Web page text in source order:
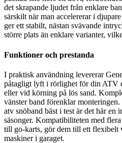
det skrapande ljudet från enklare
särskilt när man accelererar i
ger ett stabilt, nästan svävande
större plats än enklare varianter,
Funktioner och prestanda
I praktisk användning levererar
påtagligt lyft i rörlighet för din ATV
eller vid körning på lös sand.
vänster band förenklar
atv snöband bäst i test är det här en
säsonger. Kompatibiliteten med
till go-karts, gör dem till ett flexibelt
maskiner i garaget.